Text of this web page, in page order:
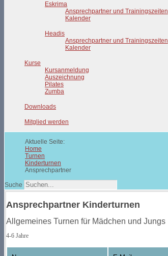
Eskrima
Ansprechpartner und Trainingszeiten
Kalender
Headis
Ansprechpartner und Trainingszeiten
Kalender
Kurse
Kursanmeldung
Auszeichnung
Pilates
Zumba
Downloads
Mitglied werden
Aktuelle Seite:
Home
Turnen
Kinderturnen
Ansprechpartner
Suche
Ansprechpartner Kinderturnen
Allgemeines Turnen für Mädchen und Jungs
4-6 Jahre